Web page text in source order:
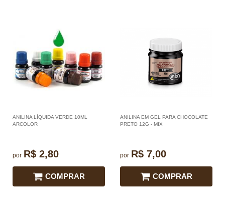
ANILINA LÍQUIDA VERDE 10ML
ARCOLOR
por R$ 2,80
COMPRAR
ANILINA EM GEL PARA CHOCOLATE
PRETO 12G - MIX
por R$ 7,00
COMPRAR